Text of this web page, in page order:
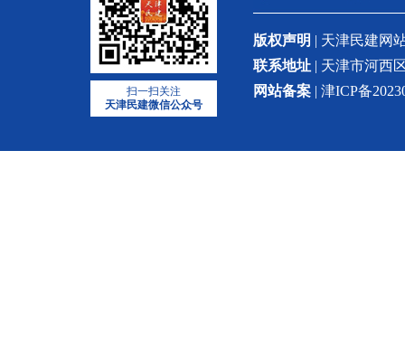
扫一扫关注
天津民建微信公众号
版权声明 | 天津民建网
联系地址 | 天津市河西
网站备案 | 津ICP备